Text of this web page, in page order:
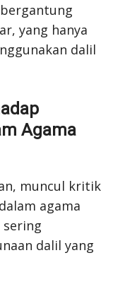
yang hanya
dalil
Agama
muncul kritik
agama
sering
dalil yang